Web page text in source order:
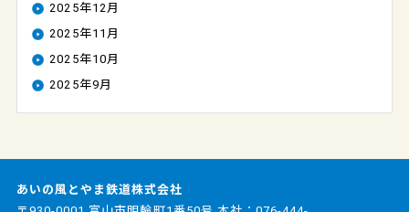
2025年12月
2025年11月
2025年10月
2025年9月
あいの風とやま鉄道株式会社